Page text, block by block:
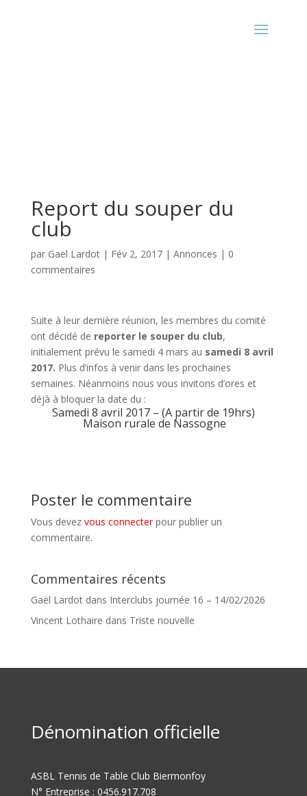
Report du souper du
club
par Gaël Lardot| Fév 2, 2017| Annonces | 0
commentaires
Suite à leur dernière réunion, les membres du comité
ont décidé de reporter le souper du club,
initialement prévu le samedi 4 mars au samedi 8 avril
2017. Plus d’infos à venir dans les prochaines
semaines. Néanmoins nous vous invitons d’ores et
déjà à bloquer la date du :
Samedi 8 avril 2017 – (A partir de 19hrs)
Maison rurale de Nassogne
Poster le commentaire
Vous devez vous connecterpour publier un
commentaire.
Commentaires récents
Gaël Lardotdans Interclubs journée 16 – 14/02/2026
Vincent Lothaire dans Triste nouvelle
Dénomination officielle
ASBL Tennis de Table Club Biermonfoy
N° Entreprise : 0456.917.708